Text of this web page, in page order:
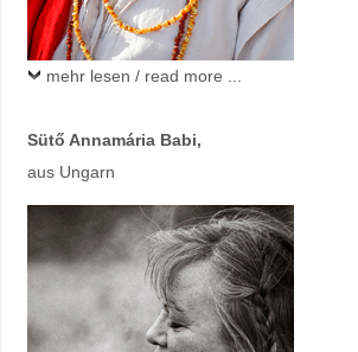
mehr lesen / read more ...
Sütő Annamária Babi,
aus Ungarn